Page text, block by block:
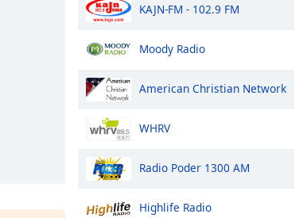
KAJN-FM - 102.9 FM
Moody Radio
American Christian Network
WHRV
Radio Poder 1300 AM
Highlife Radio